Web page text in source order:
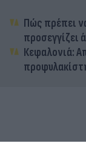
Πώς πρέπει
προσεγγίζει
Κεφαλονιά: